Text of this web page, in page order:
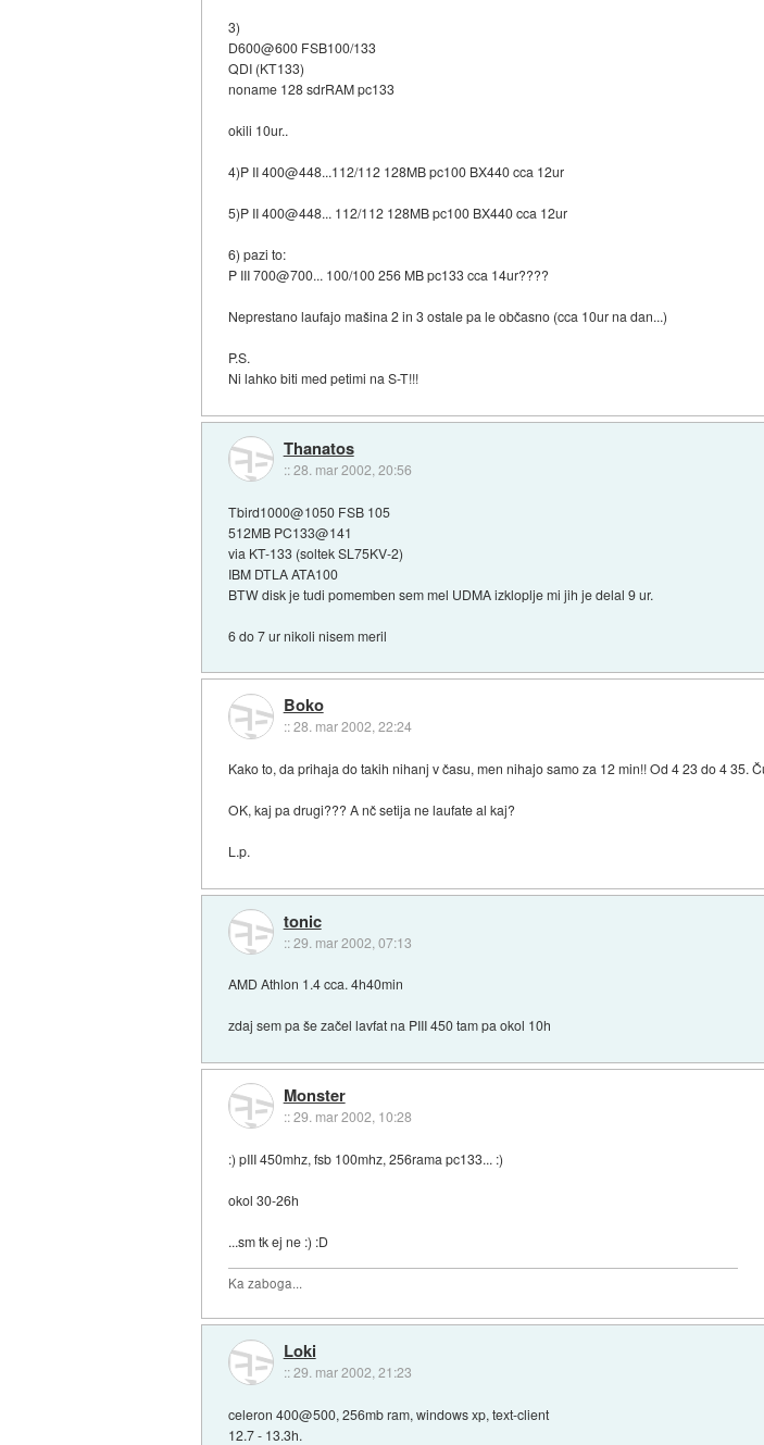
3)
D600@600 FSB100/133
QDI (KT133)
noname 128 sdrRAM pc133
okili 10ur..
4)P II 400@448...112/112 128MB pc100 BX440 cca 12ur
5)P II 400@448... 112/112 128MB pc100 BX440 cca 12ur
6) pazi to:
P III 700@700... 100/100 256 MB pc133 cca 14ur????
Neprestano laufajo mašina 2 in 3 ostale pa le občasno (cca 10ur na dan...)
P.S.
Ni lahko biti med petimi na S-T!!!
Thanatos
::28. mar 2002, 20:56
Tbird1000@1050 FSB 105
512MB PC133@141
via KT-133 (soltek SL75KV-2)
IBM DTLA ATA100
BTW disk je tudi pomemben sem mel UDMA izkloplje mi jih je delal 9 ur.
6 do 7 ur nikoli nisem meril
Boko
::28. mar 2002, 22:24
Kako to, da prihaja do takih nihanj v času, men nihajo samo za 12 min!! Od 4 23 do 4 35.
OK, kaj pa drugi??? A nč setija ne laufate al kaj?
L.p.
tonic
::29. mar 2002, 07:13
AMD Athlon 1.4 cca. 4h40min
zdaj sem pa še začel lavfat na PIII 450 tam pa okol 10h
Monster
::29. mar 2002, 10:28
:) pIII 450mhz, fsb 100mhz, 256rama pc133... :)
okol 30-26h
...sm tk ej ne :) :D
Ka zaboga...
Loki
::29. mar 2002, 21:23
celeron 400@500, 256mb ram, windows xp, text-client
12.7 - 13.3h.